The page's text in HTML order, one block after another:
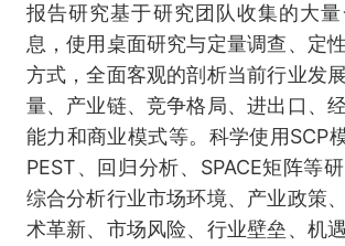
报告研究基于研究团队收集的大
息，使用桌面研究与定量调查、定
方式，全面客观的剖析当前行业发
量、产业链、竞争格局、进出口、
能力和商业模式等。科学使用SCP
PEST、回归分析、SPACE矩阵等
综合分析行业市场环境、产业政策
术革新、市场风险、行业壁垒、机